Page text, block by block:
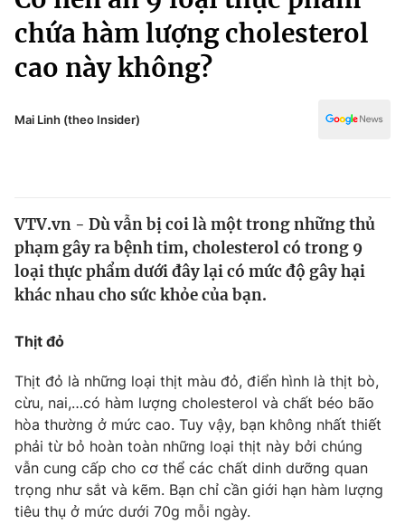
Chính trị
Xã hội
Pháp luật
Thế giới
Tin tức
Thế giới đó đây
Câu chuyện quốc tế
Kinh tế
Góc doanh nghiệp
Dữ liệu và đời sống
Truyền hình
Phim VTV
Hậu trường
Nhân vật
Giải trí
Điện ảnh
Âm nhạc
Đời sống
Thể thao
Truyền hình
Văn hóa - Giải trí
Công nghệ
chứa hàm lượng cholesterol
cao này không?
Mai Linh (theo Insider)
VTV.vn - Dù vẫn bị coi là một trong những thủ
phạm gây ra bệnh tim, cholesterol có trong 9
loại thực phẩm dưới đây lại có mức độ gây hại
khác nhau cho sức khỏe của bạn.
Thịt đỏ
Thịt đỏ là những loại thịt màu đỏ, điển hình là thịt bò,
cừu, nai,…có hàm lượng cholesterol và chất béo bão
hòa thường ở mức cao. Tuy vậy, bạn không nhất thiết
phải từ bỏ hoàn toàn những loại thịt này bởi chúng
vẫn cung cấp cho cơ thể các chất dinh dưỡng quan
trọng như sắt và kẽm. Bạn chỉ cần giới hạn hàm lượng
tiêu thụ ở mức dưới 70g mỗi ngày.